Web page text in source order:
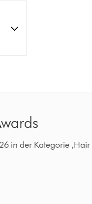
in der Kategorie ‚Hair